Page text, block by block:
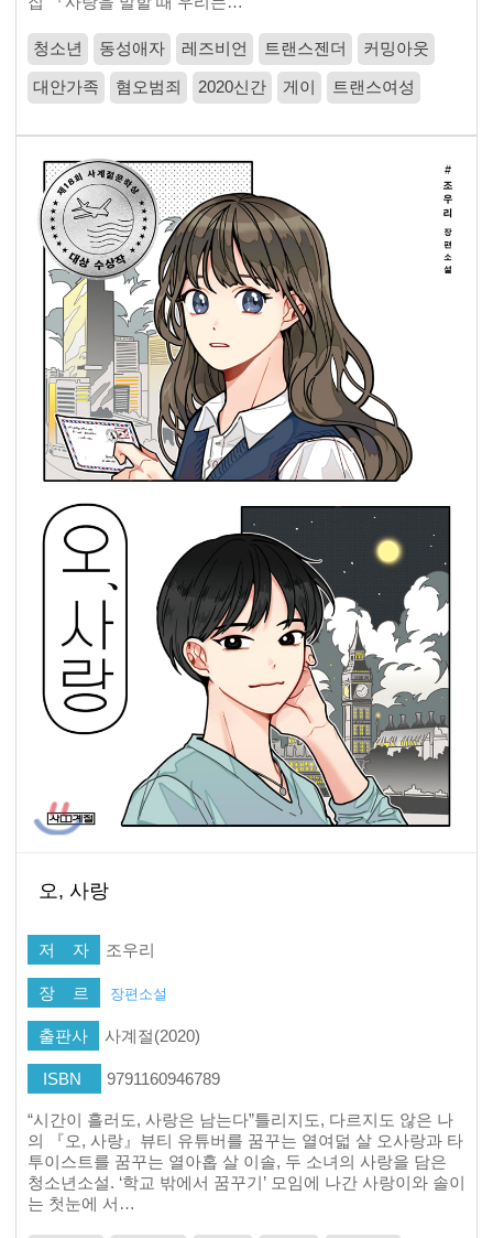
청소년 동성애자 레즈비언 트랜스젠더 커밍아웃
대안가족 혐오범죄 2020신간 게이 트랜스여성
오, 사랑
저 자 조우리
장 르 장편소설
출판사 사계절(2020)
ISBN 9791160946789
“시간이 흘러도, 사랑은 남는다”틀리지도, 다르지도 않은 나
의 『오, 사랑』뷰티 유튜버를 꿈꾸는 열여덟 살 오사랑과 타
투이스트를 꿈꾸는 열아홉 살 이솔, 두 소녀의 사랑을 담은
청소년소설. ‘학교 밖에서 꿈꾸기’ 모임에 나간 사랑이와 솔이
는 첫눈에 서…